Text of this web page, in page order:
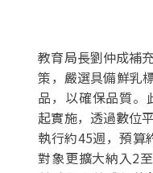
教育局長劉仲成補
策，嚴選具備鮮乳
品，以確保品質。
起實施，透過數位
執行約45週，預算
對象更擴大納入2